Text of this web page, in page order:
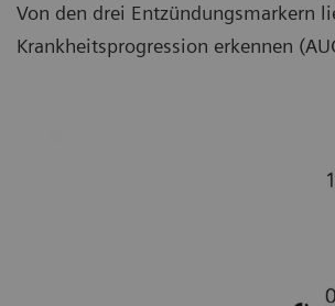
Von den drei Entzündungsmarkern
Krankheitsprogression erkennen